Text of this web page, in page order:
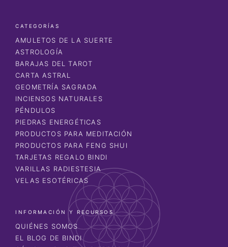
CATEGORÍAS
AMULETOS DE LA SUERTE
ASTROLOGÍA
BARAJAS DEL TAROT
CARTA ASTRAL
GEOMETRÍA SAGRADA
INCIENSOS NATURALES
PÉNDULOS
PIEDRAS ENERGÉTICAS
PRODUCTOS PARA MEDITACIÓN
PRODUCTOS PARA FENG SHUI
TARJETAS REGALO BINDI
VARILLAS RADIESTESIA
VELAS ESOTÉRICAS
INFORMACIÓN Y RECURSOS
QUIÉNES SOMOS
EL BLOG DE BINDI